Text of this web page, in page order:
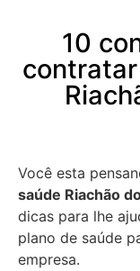
10
Você esta
saúde Riachão
dicas para lhe
plano de saúde
empresa.